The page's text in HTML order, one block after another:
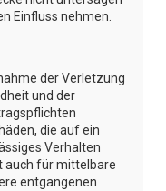
Einfluss nehmen.
der Verletzung
und der
die auf ein
Verhalten
auch für mittelbare
entgangenen